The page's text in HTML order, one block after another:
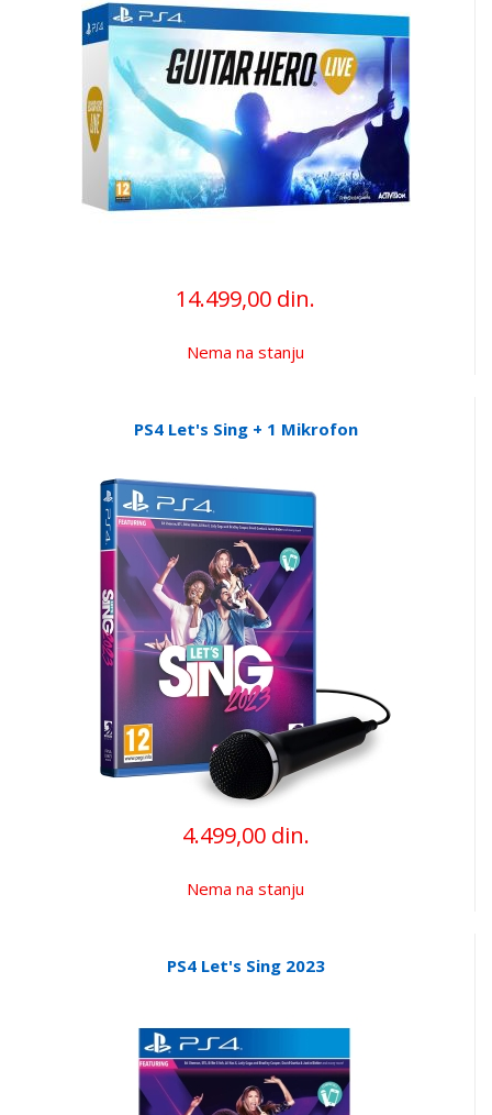
14.499,00 din.
Nema na stanju
PS4 Let's Sing + 1 Mikrofon
4.499,00 din.
Nema na stanju
PS4 Let's Sing 2023